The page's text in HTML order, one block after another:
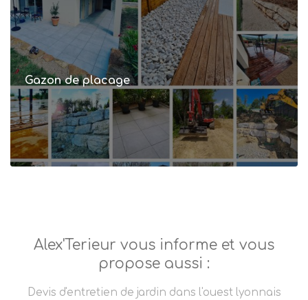
Gazon de placage
Alex'Terieur vous informe et vous
propose aussi :
Devis d'entretien de jardin dans l'ouest lyonnais